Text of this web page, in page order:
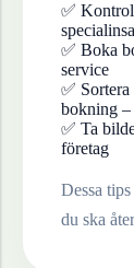
✅
✅ Boka
service
✅
bokning –
✅ Ta
företag
Dessa
du ska